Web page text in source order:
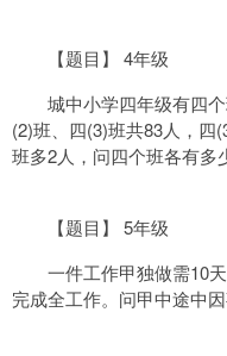
【题目】 4年级
城中小学四年级有四个
(2)班、四(3)班共83人，四
班多2人，问四个班各有多
【题目】 5年级
一件工作甲独做需10天
完成全工作。问甲中途中